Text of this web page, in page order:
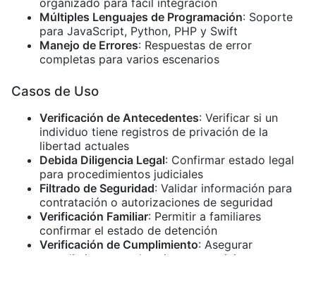
Múltiples Lenguajes de Programación: Soporte
para JavaScript, Python, PHP y Swift
Manejo de Errores: Respuestas de error
completas para varios escenarios
Casos de Uso
Verificación de Antecedentes: Verificar si un
individuo tiene registros de privación de la
libertad actuales
Debida Diligencia Legal: Confirmar estado legal
para procedimientos judiciales
Filtrado de Seguridad: Validar información para
contratación o autorizaciones de seguridad
Verificación Familiar: Permitir a familiares
confirmar el estado de detención
Verificación de Cumplimiento: Asegurar
cumplimiento regulatorio para posiciones